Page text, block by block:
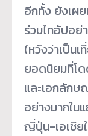
อีกทั้ง ยังเผ
ร่วมไทอัปอย่
(หวังว่าเป็น
ยอดนิยมที่โ
และเอกลัก
อย่างมากใน
ญี่ปุ่น-เอเชีย